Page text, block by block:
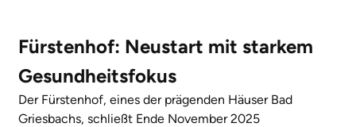
Fürstenhof: Neustart mit starkem
Gesundheitsfokus
Der Fürstenhof, eines der prägenden Häuser Bad
Griesbachs, schließt Ende November 2025